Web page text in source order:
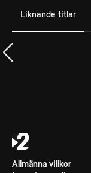
Liknande titlar
Allmänna villkor